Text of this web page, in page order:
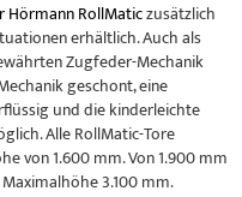
Hörmann RollMaticzusätzlich
erhältlich. Auch als
Zugfeder-Mechanik
geschont, eine
und die kinderleichte
Alle RollMatic-Tore
von 1.600 mm. Von 1.900 mm
3.100 mm.